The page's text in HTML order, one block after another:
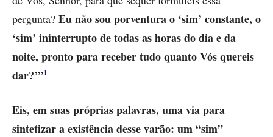
pergunta? Eu não sou porventura o ‘sim’ constante, o
‘sim’ ininterrupto de todas as horas do dia e da
noite, pronto para receber tudo quanto Vós quereis
dar?’”1
Eis, em suas próprias palavras, uma via para
sintetizar a existência desse varão: um “sim”